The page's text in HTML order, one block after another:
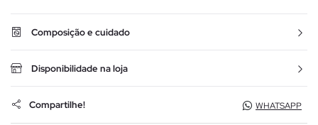
Composição e cuidado
Disponibilidade na loja
Compartilhe! WHATSAPP